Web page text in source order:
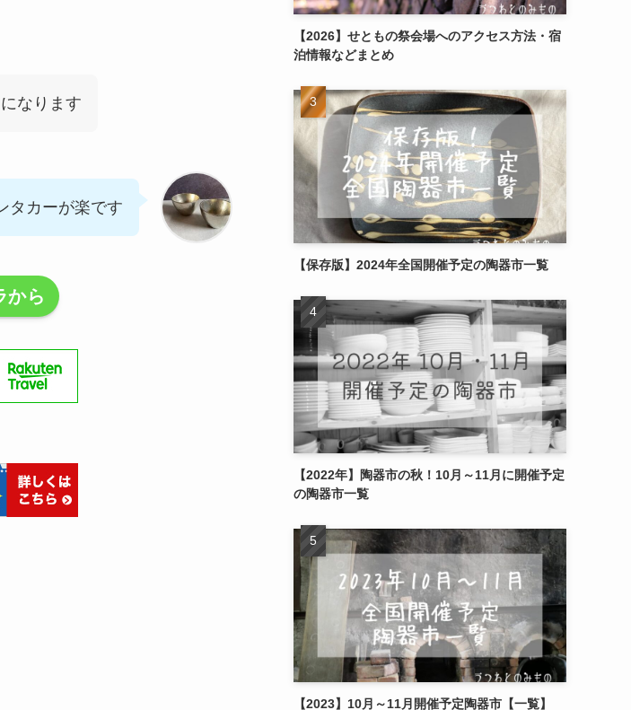
なります
タカーが楽です
から
【2026】せともの祭会場へのアクセス方法・宿
泊情報などまとめ
【保存版】2024年全国開催予定の陶器市一覧
【2022年】陶器市の秋！10月～11月に開催予定
の陶器市一覧
【2023】10月～11月開催予定陶器市【一覧】